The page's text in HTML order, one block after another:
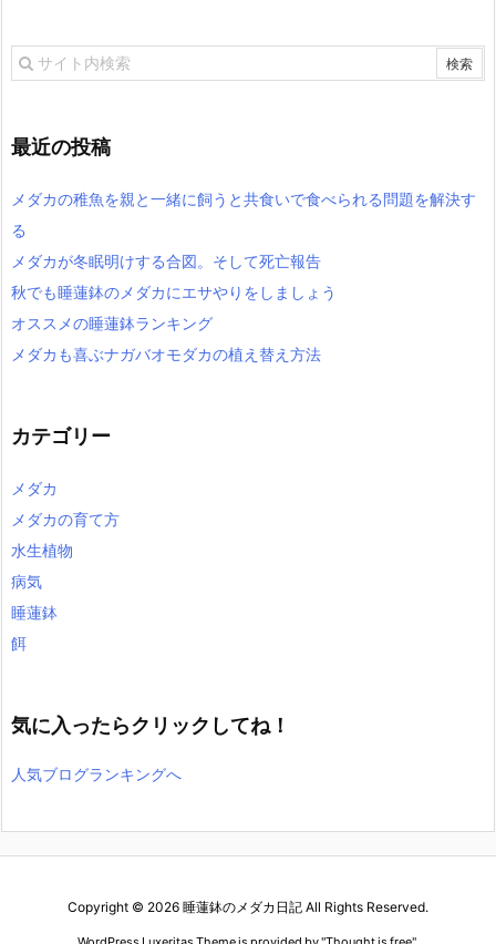
最近の投稿
メダカの稚魚を親と一緒に飼うと共食いで食べられる問題を解決す
る
メダカが冬眠明けする合図。そして死亡報告
秋でも睡蓮鉢のメダカにエサやりをしましょう
オススメの睡蓮鉢ランキング
メダカも喜ぶナガバオモダカの植え替え方法
カテゴリー
メダカ
メダカの育て方
水生植物
病気
睡蓮鉢
餌
気に入ったらクリックしてね！
人気ブログランキングへ
Copyright © 2026 睡蓮鉢のメダカ日記 All Rights Reserved.